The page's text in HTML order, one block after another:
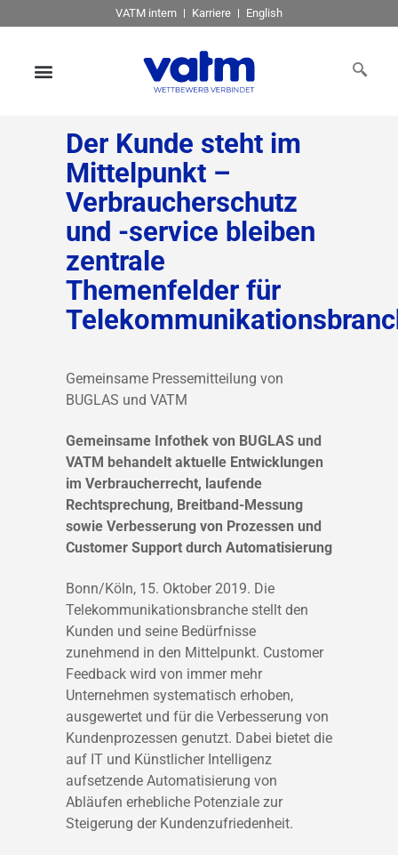
VATM intern Karriere English
Der Kunde steht im
Mittelpunkt –
Verbraucherschutz
und -service bleiben
zentrale
Themenfelder für
Gemeinsame Pressemitteilung von
BUGLAS und VATM
Gemeinsame Infothek von BUGLAS und
VATM behandelt aktuelle Entwicklungen
im Verbraucherrecht, laufende
Rechtsprechung, Breitband-Messung
sowie Verbesserung von Prozessen und
Customer Support durch Automatisierung
Bonn/Köln, 15. Oktober 2019. Die
Telekommunikationsbranche stellt den
Kunden und seine Bedürfnisse
zunehmend in den Mittelpunkt. Customer
Feedback wird von immer mehr
Unternehmen systematisch erhoben,
ausgewertet und für die Verbesserung von
Kundenprozessen genutzt. Dabei bietet die
auf IT und Künstlicher Intelligenz
aufsetzende Automatisierung von
Abläufen erhebliche Potenziale zur
Steigerung der Kundenzufriedenheit.